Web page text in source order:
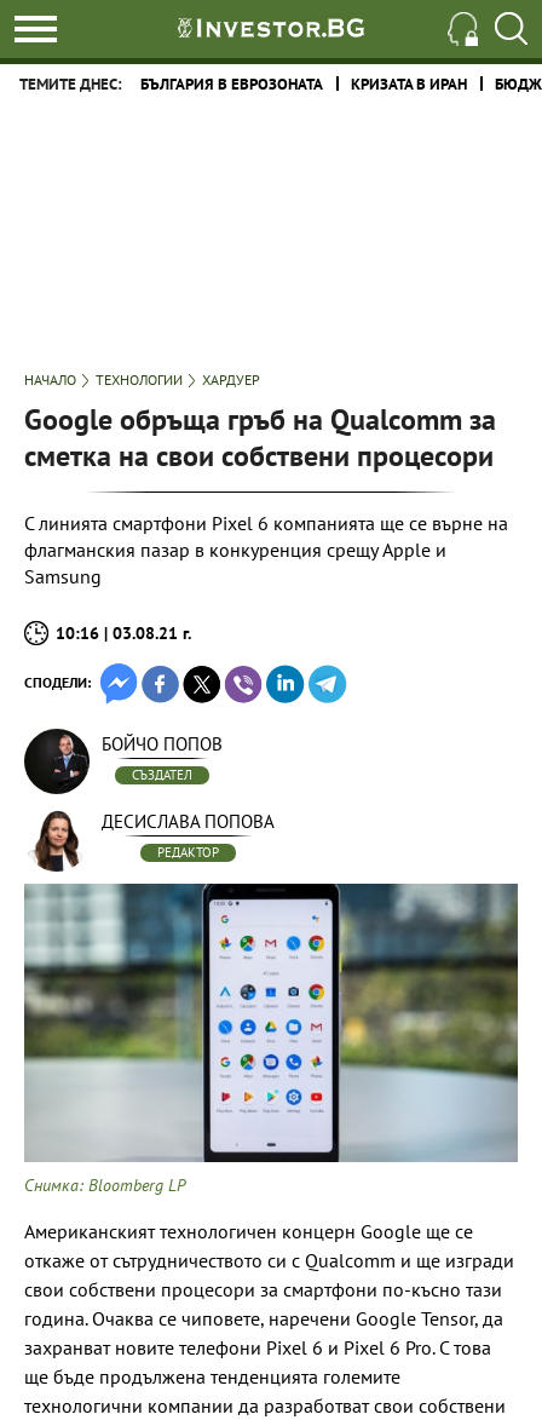
ТЕМИТЕ ДНЕС: БЪЛГАРИЯ В ЕВРОЗОНАТА КРИЗАТА В ИРАН
НАЧАЛО ТЕХНОЛОГИИ ХАРДУЕР
Google обръща гръб на Qualcomm за
сметка на свои собствени процесори
С линията смартфони Pixel 6 компанията ще се върне на
флагманския пазар в конкуренция срещу Apple и
Samsung
10:16 | 03.08.21 г.
СПОДЕЛИ:
БОЙЧО ПОПОВ
СЪЗДАТЕЛ
ДЕСИСЛАВА ПОПОВА
РЕДАКТОР
Снимка: Bloomberg LP
Американският технологичен концерн Google ще се
откаже от сътрудничеството си с Qualcomm и ще изгради
свои собствени процесори за смартфони по-късно тази
година. Очаква се чиповете, наречени Google Tensor, да
захранват новите телефони Pixel 6 и Pixel 6 Pro. С това
ще бъде продължена тенденцията големите
технологични компании да разработват свои собствени